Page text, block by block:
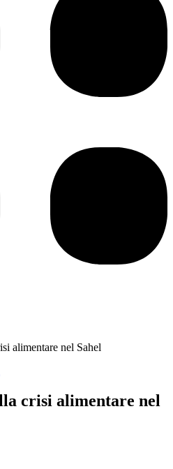
alimentare nel Sahel
crisi alimentare nel